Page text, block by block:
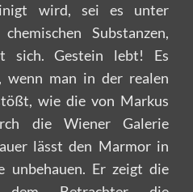
wird, sei es unter
Substanzen,
sich. Gestein lebt! Es
wenn man in der realen
wie die von Markus
die Wiener Galerie
lässt den Marmor in
unbehauen. Er zeigt die